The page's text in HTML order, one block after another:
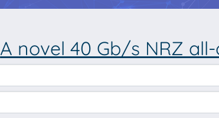
A novel 40 Gb/s NRZ